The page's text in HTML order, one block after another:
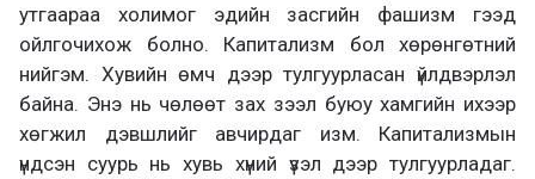
утгаараа холимог эдийн засгийн фашизм гээд
ойлгочихож болно. Капитализм бол хөрөнгөтний
нийгэм. Хувийн өмч дээр тулгуурласан үйлдвэрлэл
байна. Энэ нь чөлөөт зах зээл буюу хамгийн ихээр
хөгжил дэвшлийг авчирдаг изм. Капитализмын
үндсэн суурь нь хувь хүний үзэл дээр тулгуурладаг.